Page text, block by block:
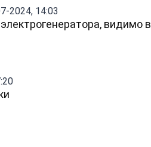
2024, 14:03
видимо